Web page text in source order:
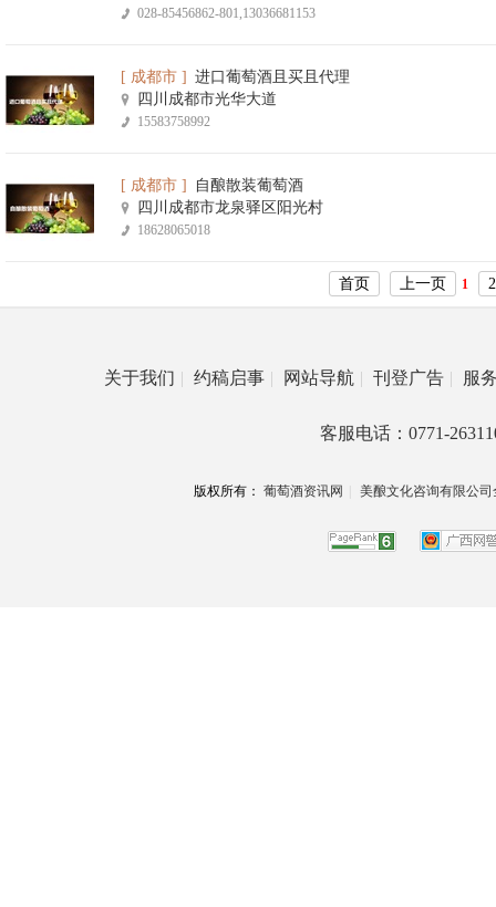
028-85456862-801,13036681153
[ 成都市 ] 进口葡萄酒且买且代理
四川成都市光华大道
15583758992
[ 成都市 ]
自酿散装葡萄酒
四川成都市龙泉驿区阳光村
18628065018
首页 上一页 1 2
关于我们 | 约稿启事 | 网站导航 | 刊登广告 | 服
客服电话：0771-
版权所有： 葡萄酒资讯网 美酿文化咨询有限公司